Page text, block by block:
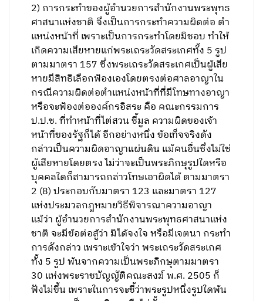
2) การกระทําของผู้อํานวยการสํานักงานพระพุทธ
ศาสนาแห่งชาติ จึงเป็นการกระทําความผิดต่อ ตํา
แหน่งหน้าที่ เพราะเป็นการกระทําโดยมิชอบ ทําให้
เกิดความเสียหายแก่พระเถระวัดสระเกศทั้ง 5 รูป
ตามมาตรา 157 ซึ่งพระเถระวัดสระเกศเป็นผู้เสีย
หายมีสิทธิเลือกฟ้องเองโดยตรงต่อศาลอาญาใน
กรณีความผิดต่อตําแหน่งหน้าที่ที่มีโทษทางอาญา
หรือจะฟ้องต่อองค์กรอิสระ คือ คณะกรรมการ
ป.ป.ช. ที่ทําหน้าที่ไต่สวน ชี้มูล ความผิดของเจ้า
หน้าที่ของรัฐก็ได้ อีกอย่างหนึ่ง ข้อเท็จจริงดัง
กล่าวเป็นความผิดอาญาแผ่นดิน แม้คนอื่นซึ่งไม่ใช่
ผู้เสียหายโดยตรง ไม่ว่าจะเป็นพระภิกษุรูปใดหรือ
บุคคลใดก็สามารถกล่าวโทษเอาผิดได้ ตามมาตรา
2 (8) ประกอบกับมาตรา 123 และมาตรา 127
แห่งประมวลกฎหมายวิธีพิจารณาความอาญา
แม้ว่า ผู้อํานวยการสํานักงานพระพุทธศาสนาแห่ง
ชาติ จะมีข้อต่อสู้ว่า มิได้จงใจ หรือมีเจตนา กระทํา
การดังกล่าว เพราะเข้าใจว่า พระเถระวัดสระเกศ
ทั้ง 5 รูป พ้นจากความเป็นพระภิกษุตามมาตรา
30 แห่งพระราชบัญญัติคณะสงฆ์ พ.ศ. 2505 ก็
ฟังไม่ขึ้น เพราะในการจะชี้ว่าพระรูปหนึ่งรูปใดพ้น